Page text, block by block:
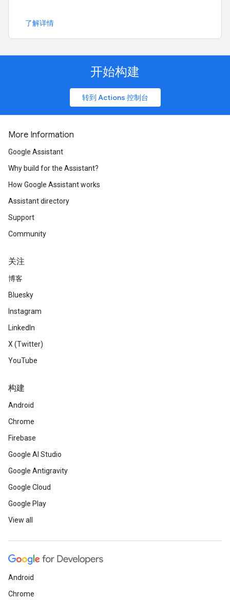
了解详情
开始构建
转到 Actions 控制台
More Information
Google Assistant
Why build for the Assistant?
How Google Assistant works
Assistant directory
Support
Community
关注
博客
Bluesky
Instagram
LinkedIn
X (Twitter)
YouTube
构建
Android
Chrome
Firebase
Google AI Studio
Google Antigravity
Google Cloud
Google Play
View all
Android
Chrome